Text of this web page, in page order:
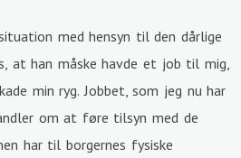
med hensyn til den dårlige
at han måske havde et job til mig,
min ryg. Jobbet, som jeg nu har
om at føre tilsyn med de
har til borgernes fysiske